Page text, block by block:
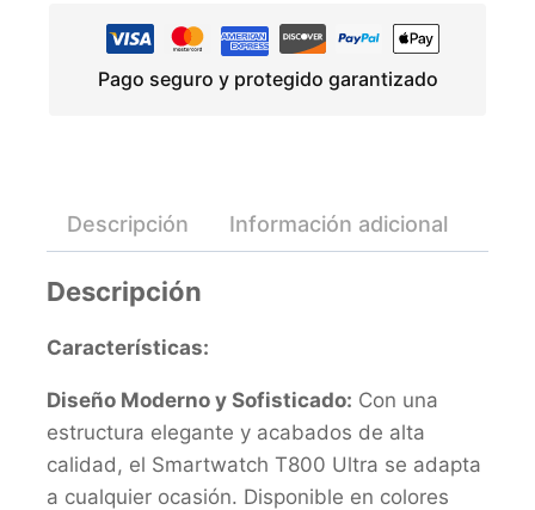
Pago seguro y protegido garantizado
Descripción Información adicional
Descripción
Características:
Diseño Moderno y Sofisticado: Con una
estructura elegante y acabados de alta
calidad, el Smartwatch T800 Ultra se adapta
a cualquier ocasión. Disponible en colores